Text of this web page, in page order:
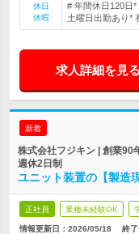
休日
休暇
# 年間休日120日
土曜日出勤あり*
求人詳細を見る
新着
株式会社フジキン | 創業
週休2日制
ユニット装置の【製造
正社員 業種未経験OK
情報更新日：2026/05/18 終了